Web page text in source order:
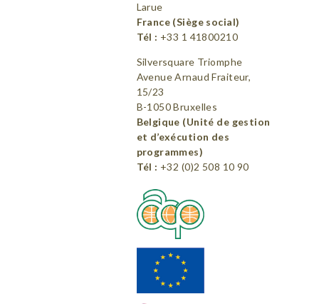
Larue
France (Siège social)
Tél : +33 1 41800210
Silversquare Triomphe
Avenue Arnaud Fraiteur,
15/23
B-1050 Bruxelles
Belgique (Unité de gestion
et d’exécution des
programmes)
Tél : +32 (0)2 508 10 90